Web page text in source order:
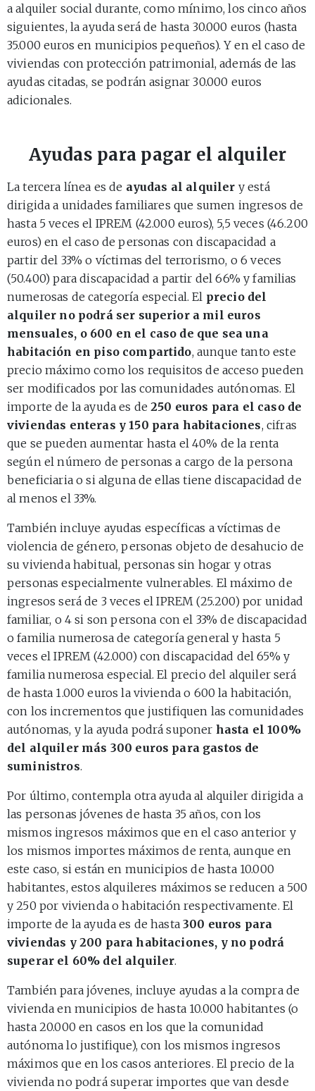
a alquiler social durante, como mínimo, los cinco años
siguientes, la ayuda será de hasta 30.000 euros (hasta
35.000 euros en municipios pequeños). Y en el caso de
viviendas con protección patrimonial, además de las
ayudas citadas, se podrán asignar 30.000 euros
adicionales.
Ayudas para pagar el alquiler
La tercera línea es de ayudas al alquiler y está
dirigida a unidades familiares que sumen ingresos de
hasta 5 veces el IPREM (42.000 euros), 5,5 veces (46.200
euros) en el caso de personas con discapacidad a
partir del 33% o víctimas del terrorismo, o 6 veces
(50.400) para discapacidad a partir del 66% y familias
numerosas de categoría especial. El precio del
alquiler no podrá ser superior a mil euros
mensuales, o 600 en el caso de que sea una
habitación en piso compartido, aunque tanto este
precio máximo como los requisitos de acceso pueden
ser modificados por las comunidades autónomas. El
importe de la ayuda es de250 euros para el caso de
viviendas enteras y 150 para habitaciones, cifras
que se pueden aumentar hasta el 40% de la renta
según el número de personas a cargo de la persona
beneficiaria o si alguna de ellas tiene discapacidad de
al menos el 33%.
También incluye ayudas específicas a víctimas de
violencia de género, personas objeto de desahucio de
su vivienda habitual, personas sin hogar y otras
personas especialmente vulnerables. El máximo de
ingresos será de 3 veces el IPREM (25.200) por unidad
familiar, o 4 si son persona con el 33% de discapacidad
o familia numerosa de categoría general y hasta 5
veces el IPREM (42.000) con discapacidad del 65% y
familia numerosa especial. El precio del alquiler será
de hasta 1.000 euros la vivienda o 600 la habitación,
con los incrementos que justifiquen las comunidades
autónomas, y la ayuda podrá suponer hasta el 100%
del alquiler más 300 euros para gastos de
suministros.
Por último, contempla otra ayuda al alquiler dirigida a
las personas jóvenes de hasta 35 años, con los
mismos ingresos máximos que en el caso anterior y
los mismos importes máximos de renta, aunque en
este caso, si están en municipios de hasta 10.000
habitantes, estos alquileres máximos se reducen a 500
y 250 por vivienda o habitación respectivamente. El
importe de la ayuda es de hasta300 euros para
viviendas y 200 para habitaciones, y no podrá
superar el 60% del alquiler.
También para jóvenes, incluye ayudas a la compra de
vivienda en municipios de hasta 10.000 habitantes (o
hasta 20.000 en casos en los que la comunidad
autónoma lo justifique), con los mismos ingresos
máximos que en los casos anteriores. El precio de la
vivienda no podrá superar importes que van desde